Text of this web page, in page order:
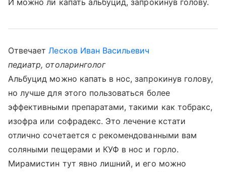
И можно ли капать альбуцид, запрокинув голову.
ОтвечаетЛесков Иван Васильевич
педиатр, отоларинголог
Альбуцид можно капать в нос, запрокинув голову,
но лучше для этого пользоваться более
эффективными препаратами, такими как тобракс,
изофра или софрадекс. Это лечение кстати
отлично сочетается с рекомендованными вам
соляными пещерами и КУФ в нос и горло.
Мирамистин тут явно лишний, и его можно